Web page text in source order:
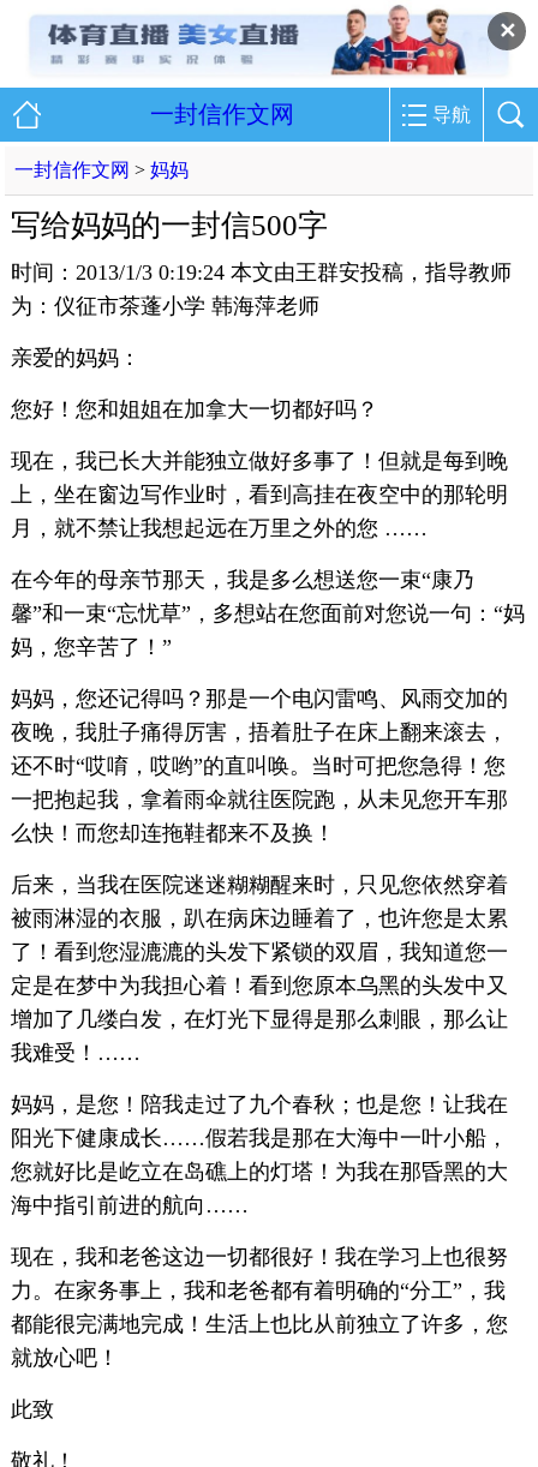
✕
一封信作文网 导航
一封信作文网 >妈妈
写给妈妈的一封信500字
时间：2013/1/3 0:19:24 本文由王群安投稿，指导教师
为：仪征市茶蓬小学 韩海萍老师
亲爱的妈妈：
您好！您和姐姐在加拿大一切都好吗？
现在，我已长大并能独立做好多事了！但就是每到晚
上，坐在窗边写作业时，看到高挂在夜空中的那轮明
月，就不禁让我想起远在万里之外的您 ……
在今年的母亲节那天，我是多么想送您一束“康乃
馨”和一束“忘忧草”，多想站在您面前对您说一句：“妈
妈，您辛苦了！”
妈妈，您还记得吗？那是一个电闪雷鸣、风雨交加的
夜晚，我肚子痛得厉害，捂着肚子在床上翻来滚去，
还不时“哎唷，哎哟”的直叫唤。当时可把您急得！您
一把抱起我，拿着雨伞就往医院跑，从未见您开车那
么快！而您却连拖鞋都来不及换！
后来，当我在医院迷迷糊糊醒来时，只见您依然穿着
被雨淋湿的衣服，趴在病床边睡着了，也许您是太累
了！看到您湿漉漉的头发下紧锁的双眉，我知道您一
定是在梦中为我担心着！看到您原本乌黑的头发中又
增加了几缕白发，在灯光下显得是那么刺眼，那么让
我难受！……
妈妈，是您！陪我走过了九个春秋；也是您！让我在
阳光下健康成长……假若我是那在大海中一叶小船，
您就好比是屹立在岛礁上的灯塔！为我在那昏黑的大
海中指引前进的航向……
现在，我和老爸这边一切都很好！我在学习上也很努
力。在家务事上，我和老爸都有着明确的“分工”，我
都能很完满地完成！生活上也比从前独立了许多，您
就放心吧！
此致
敬礼！